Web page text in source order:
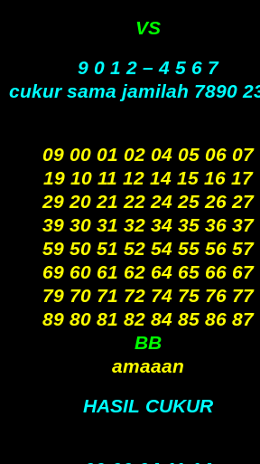
VS
9 0 1 2 – 4 5 6 7
cukur sama jamilah 7890
09 00 01 02 04 05 06 07
19 10 11 12 14 15 16 17
29 20 21 22 24 25 26 27
39 30 31 32 34 35 36 37
59 50 51 52 54 55 56 57
69 60 61 62 64 65 66 67
79 70 71 72 74 75 76 77
89 80 81 82 84 85 86 87
BB
amaaan
HASIL CUKUR